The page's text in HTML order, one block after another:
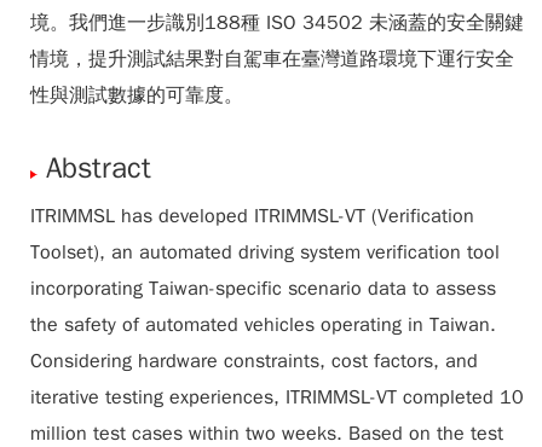
境。我們進一步識別188種 ISO 34502 未涵蓋的安全關鍵
情境，提升測試結果對自駕車在臺灣道路環境下運行安全
性與測試數據的可靠度。
Abstract
ITRIMMSL has developed ITRIMMSL-VT (Verification
Toolset), an automated driving system verification tool
incorporating Taiwan-specific scenario data to assess
the safety of automated vehicles operating in Taiwan.
Considering hardware constraints, cost factors, and
iterative testing experiences, ITRIMMSL-VT completed 10
million test cases within two weeks. Based on the test